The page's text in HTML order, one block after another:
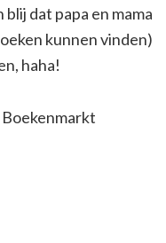
dat papa en mama
kunnen vinden)
haha!